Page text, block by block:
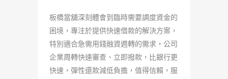
板橋當舖深刻體會到臨時需要調度資金的
困境，專注於提供快速借款的解決方案，
特別適合急需用錢融資週轉的需求，公司
企業周轉快速審查、立即撥款，比銀行更
快速，彈性還款減低負擔，值得信賴，服